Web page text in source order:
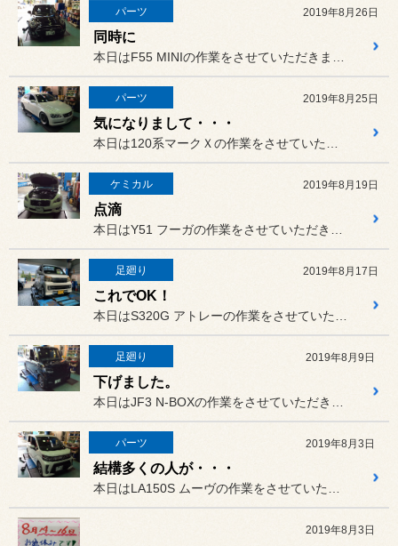
パーツ 2019年8月26日
同時に
パーツ 2019年8月25日
気になりまして・・・
ケミカル 2019年8月19日
点滴
足廻り 2019年8月17日
これでOK！
足廻り 2019年8月9日
下げました。
パーツ 2019年8月3日
結構多くの人が・・・
2019年8月3日